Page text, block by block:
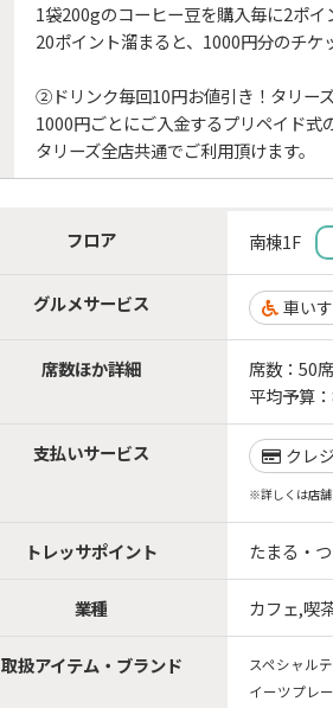
1袋200gのコーヒー豆を購入毎に2ポイ
20ポイント溜まると、1000円分のチケ
②ドリンク毎回10円お値引き！タリー
1000円ごとにご入金するプリペイド式
タリーズ全店共通でご利用頂けます。
フロア 南棟1F
グルメサービス 車い
席数ほか詳細
席数：50席
平均予算
支払いサービス クレ
※詳しくは店舗
トレッサポイント たまる・
業種 カフェ,喫
取扱アイテム・ブランド
スペシャル
イーツプレ